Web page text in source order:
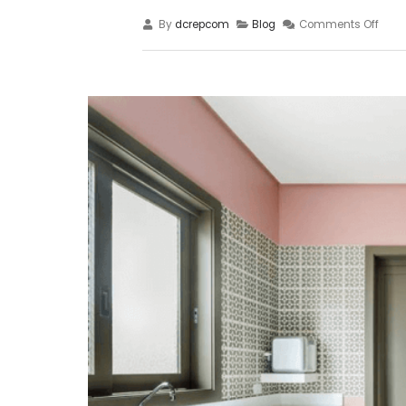
Bydcrepcom Blog Comments Off